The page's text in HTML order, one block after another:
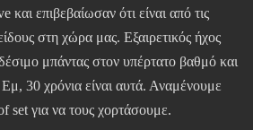
επιβεβαίωσαν ότι είναι από τις
στη χώρα μας. Εξαιρετικός ήχος
μπάντας στον υπέρτατο βαθμό και
30 χρόνια είναι αυτά. Αναμένουμε
set για να τους χορτάσουμε.